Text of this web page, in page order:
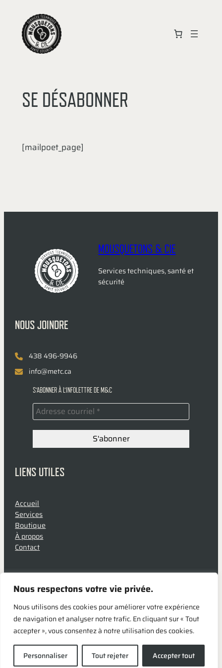
Nous respectons votre vie privée.
Nous utilisons des cookies pour améliorer votre expérience
de navigation et analyser notre trafic. En cliquant sur « Tout
accepter », vous consentez à notre utilisation des cookies.
Personnaliser Tout rejeter Accepter tout
contenu
SE DÉSABONNER
[mailpoet_page]
MOUSQUETONS & CIE
Services techniques, santé et
sécurité
NOUS JOINDRE
438 496-9946
info@metc.ca
S’ABONNER À L’INFOLETTRE DE M&C
LIENS UTILES
Accueil
Services
Boutique
À propos
Contact
Politique de confidentialitéConditions d’utilisation
par
©2024 – Mousquetons & Cie Inc. Conception et développement
parSymbolitech.